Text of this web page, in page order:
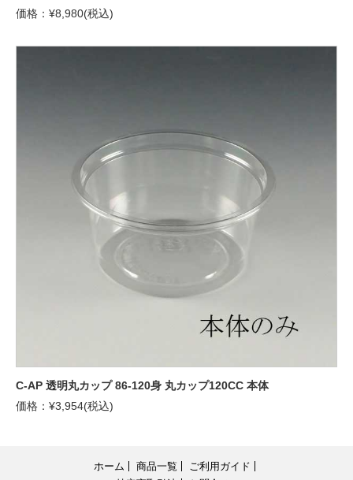
価格：¥8,980(税込)
C-AP 透明丸カップ 86-120身 丸カップ120CC 本体
価格：¥3,954(税込)
ホーム 商品一覧
ご利用ガイド